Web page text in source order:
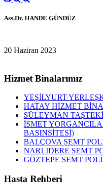
Ass.Dr. HANDE GÜNDÜZ
20 Haziran 2023
Hizmet Binalarımız
YEŞİLYURT
HATAY HİZMET
SÜLEYMAN
İSMET
BASINSİTESİ)
BALÇOVA SEMT
NARLIDERE SEMT
GÖZTEPE SEMT
Hasta Rehberi